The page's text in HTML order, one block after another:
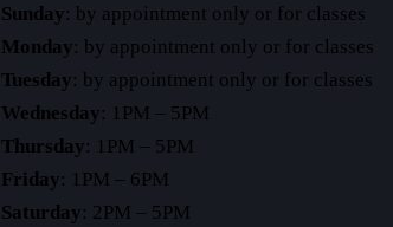
Sunday: by appointment only or for classes
Monday: by appointment only or for classes
Tuesday: by appointment only or for classes
Wednesday: 1PM – 5PM
Thursday: 1PM – 5PM
Friday: 1PM – 6PM
Saturday: 2PM – 5PM